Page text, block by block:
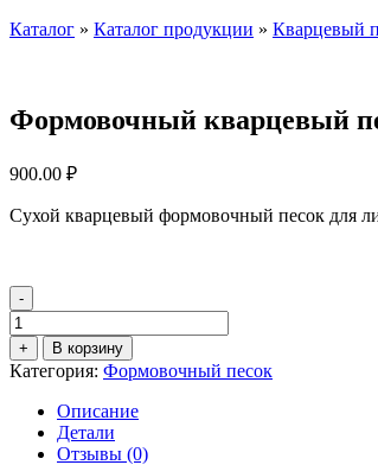
Каталог » Каталог продукции » Кварцевый
Формовочный кварцевый
900.00 ₽
Сухой кварцевый формовочный песок для
-
Количество
товара
Формовочный
кварцевый
песок
1К5О2025
+ В корзину
Категория: Формовочный песок
Описание
Детали
Отзывы (0)